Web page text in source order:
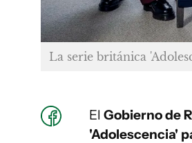
La serie británica
El Gobierno de
'Adolescencia'